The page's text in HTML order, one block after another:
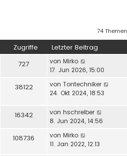
74 Themen
Zugriffe Letzter Beitrag
727 von Mirko
17. Jun 2026, 15:00
38122 von Tontechniker
24. Okt 2024, 18:53
16342 von hschreiber
8. Jun 2024, 14:56
108736 von Mirko
11. Jan 2022, 12:13